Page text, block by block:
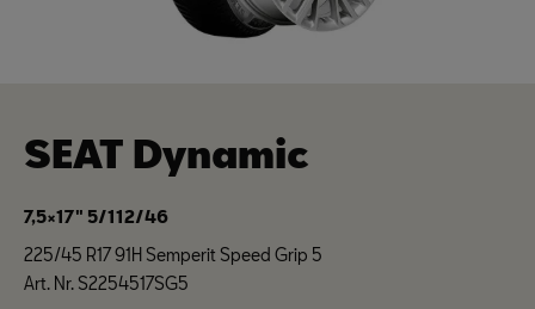
SEAT Dynamic
7,5×17" 5/112/46
225/45 R17 91H Semperit Speed Grip 5
Art. Nr. S2254517SG5